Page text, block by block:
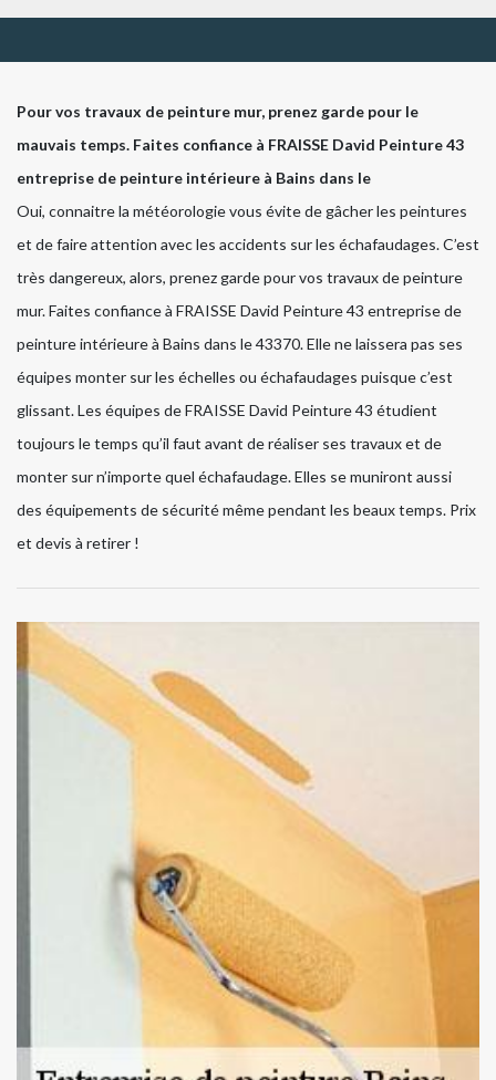
Pour vos travaux de peinture mur, prenez garde pour le
mauvais temps. Faites confiance à FRAISSE David Peinture 43
entreprise de peinture intérieure à Bains dans le
Oui, connaitre la météorologie vous évite de gâcher les peintures
et de faire attention avec les accidents sur les échafaudages. C’est
très dangereux, alors, prenez garde pour vos travaux de peinture
mur. Faites confiance à FRAISSE David Peinture 43 entreprise de
peinture intérieure à Bains dans le 43370. Elle ne laissera pas ses
équipes monter sur les échelles ou échafaudages puisque c’est
glissant. Les équipes de FRAISSE David Peinture 43 étudient
toujours le temps qu’il faut avant de réaliser ses travaux et de
monter sur n’importe quel échafaudage. Elles se muniront aussi
des équipements de sécurité même pendant les beaux temps. Prix
et devis à retirer !